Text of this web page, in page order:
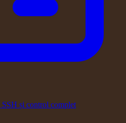
SSH și control complet